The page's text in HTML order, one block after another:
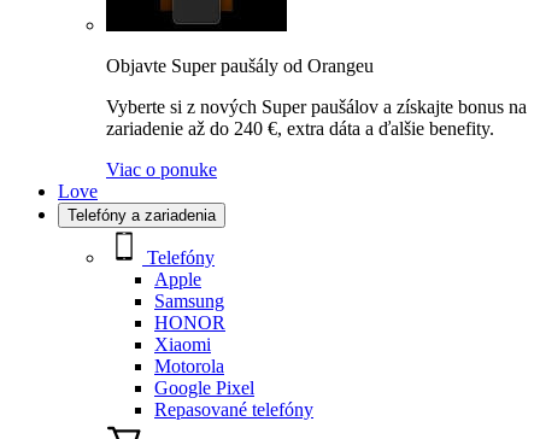
Objavte Super paušály od Orangeu
Vyberte si z nových Super paušálov a získajte bonus na
zariadenie až do 240 €, extra dáta a ďalšie benefity.
Viac o ponuke
Love
Telefóny a zariadenia
Telefóny
Apple
Samsung
HONOR
Xiaomi
Motorola
Google Pixel
Repasované telefóny